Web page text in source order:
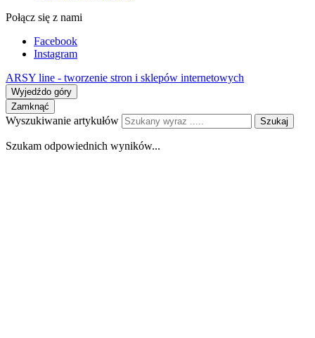
Połącz się z nami
Facebook
Instagram
ARSY line - tworzenie stron i sklepów internetowych
Wyjedźdo góry
Zamknąć
Wyszukiwanie artykułów Szukaj
Szukam odpowiednich wyników...